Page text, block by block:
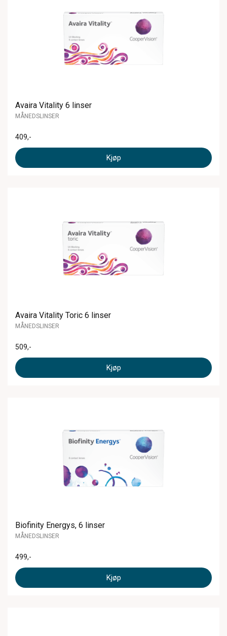
Avaira Vitality 6 linser
MÅNEDSLINSER
409,-
Kjøp
Avaira Vitality Toric 6 linser
MÅNEDSLINSER
509,-
Kjøp
Biofinity Energys, 6 linser
MÅNEDSLINSER
499,-
Kjøp